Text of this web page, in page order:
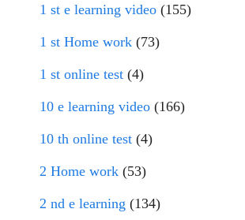
1 st e learning video (155)
1 st Home work (73)
1 st online test (4)
10 e learning video (166)
10 th online test (4)
2 Home work (53)
2 nd e learning (134)